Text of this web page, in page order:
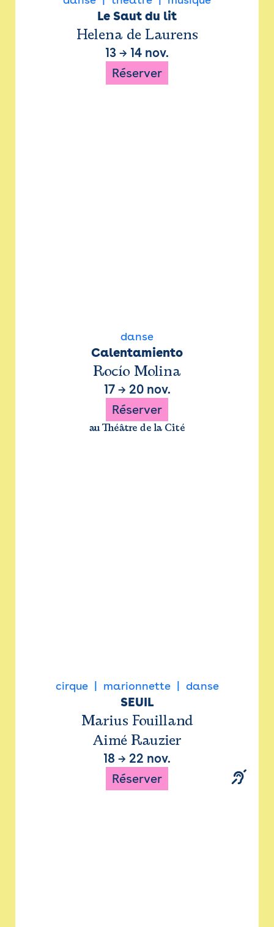
Le Saut du lit
Helena de Laurens
13 → 14 nov.
Réserver
danse
Calentamiento
Rocío Molina
17→ 20 nov.
Réserver
au Théâtre de la Cité
cirque marionnette danse
SEUIL
Marius Fouilland
Aimé Rauzier
18 → 22 nov.
Réserver